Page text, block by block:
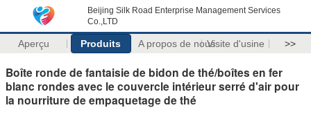
Beijing Silk Road Enterprise Management Services
Co.,LTD
Aperçu Produits A propos de nousVisite d'usine >>
Boîte ronde de fantaisie de bidon de thé/boîtes en fer
blanc rondes avec le couvercle intérieur serré d'air pour
la nourriture de empaquetage de thé